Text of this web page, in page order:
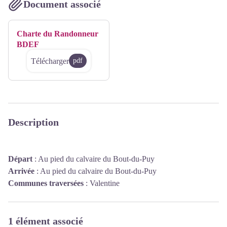
Document associé
Charte du Randonneur
BDEF
Télécharger pdf
Description
Départ : Au pied du calvaire du Bout-du-Puy
Arrivée : Au pied du calvaire du Bout-du-Puy
Communes traversées : Valentine
1 élément associé